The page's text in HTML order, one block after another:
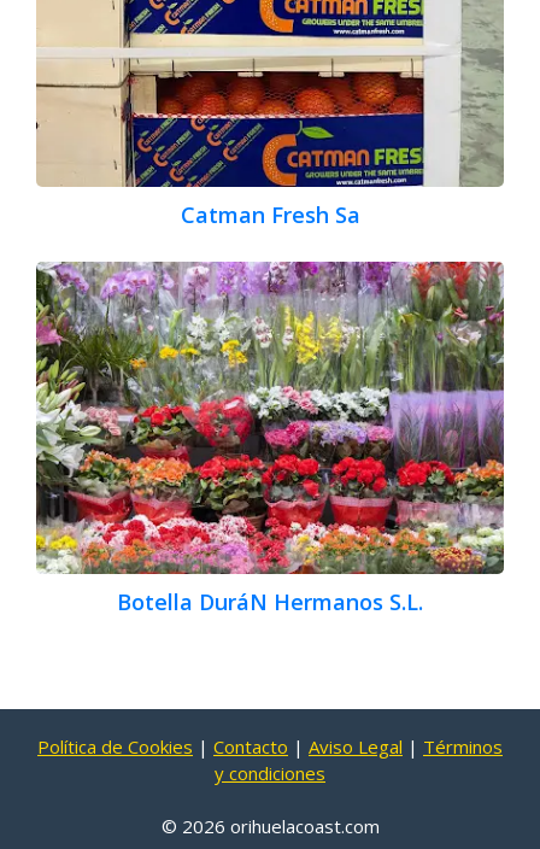
Catman Fresh Sa
Botella DuráN Hermanos S.L.
Política de Cookies | Contacto | Aviso Legal | Términos
y condiciones
© 2026 orihuelacoast.com